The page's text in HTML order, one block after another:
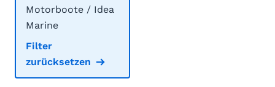
Motorboote / Idea
Marine
Filter
zurücksetzen